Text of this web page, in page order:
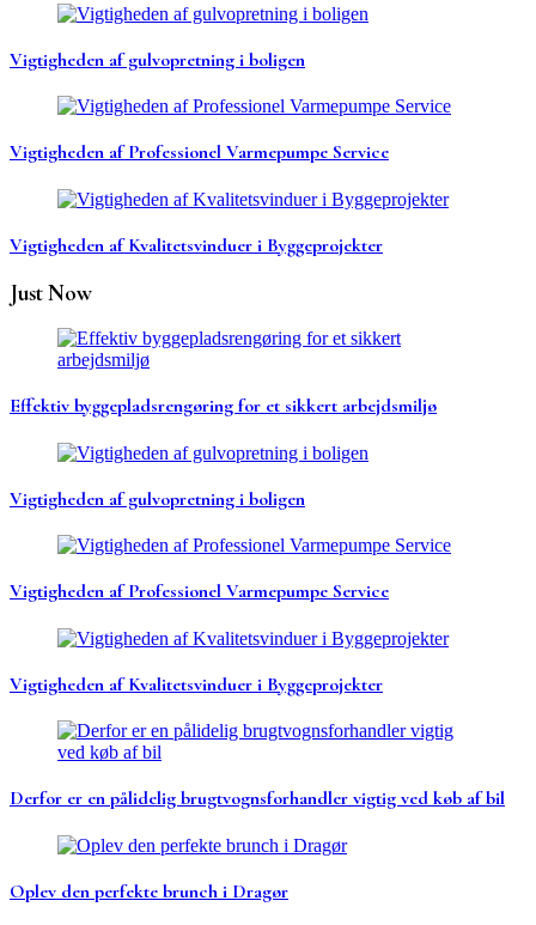
Vigtigheden af gulvopretning i boligen
Vigtigheden af Professionel Varmepumpe Service
Vigtigheden af Kvalitetsvinduer i Byggeprojekter
Just Now
Effektiv byggepladsrengøring for et sikkert arbejdsmiljø
Vigtigheden af gulvopretning i boligen
Vigtigheden af Professionel Varmepumpe Service
Vigtigheden af Kvalitetsvinduer i Byggeprojekter
Derfor er en pålidelig brugtvognsforhandler vigtig ved køb af bil
Oplev den perfekte brunch i Dragør